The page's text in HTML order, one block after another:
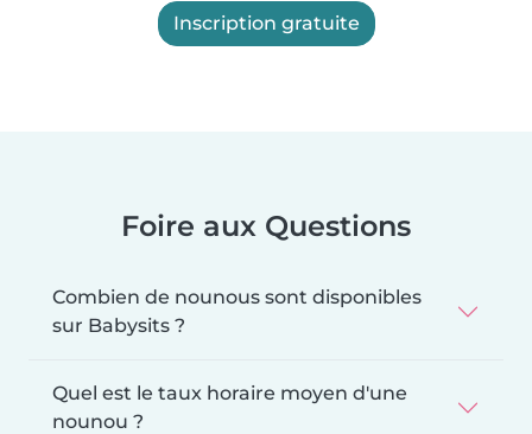
Inscription gratuite
Foire aux Questions
Combien de nounous sont disponibles
sur Babysits ?
Quel est le taux horaire moyen d'une
nounou ?